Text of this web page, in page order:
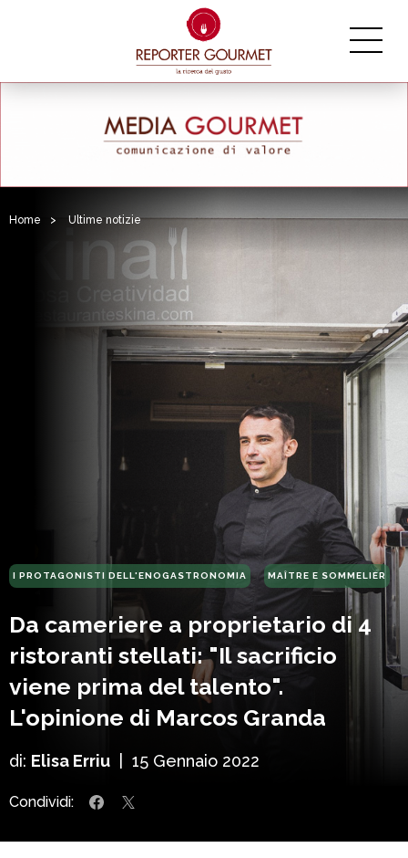
Home > Ultime notizie
I PROTAGONISTI DELL'ENOGASTRONOMIA MAÎTRE E SOMMELIER
Da cameriere a proprietario di 4
ristoranti stellati: "Il sacrificio
viene prima del talento".
L'opinione di Marcos Granda
di: Elisa Erriu 15 Gennaio 2022
Condividi: